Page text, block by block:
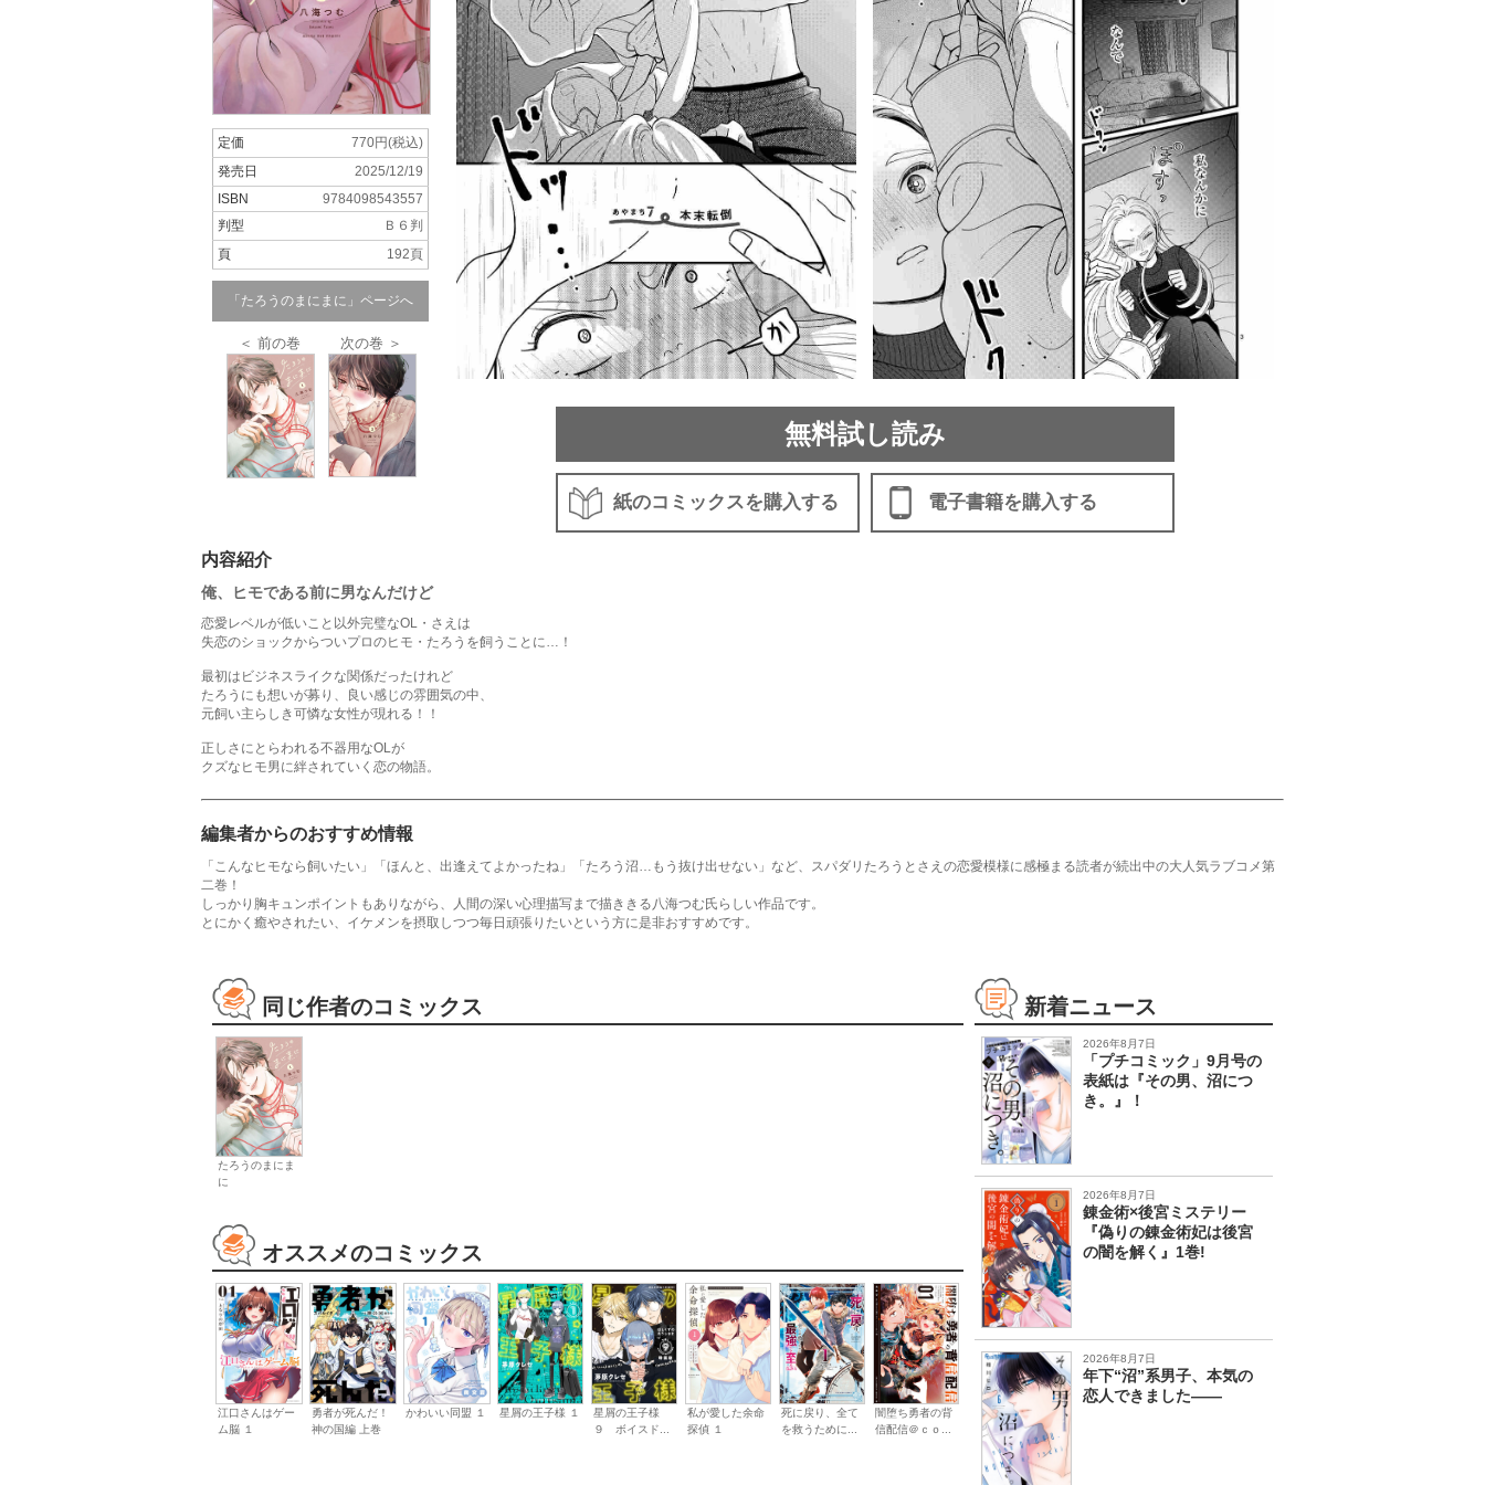
定価
770円(税込)
発売日
2025/12/19
ISBN
9784098543557
判型
Ｂ６判
頁
192頁
「たろうのまにまに」ページへ
＜ 前の巻 次の巻 ＞
無料試し読み
紙のコミックスを購入する 電子書籍を購入する
内容紹介
俺、ヒモである前に男なんだけど
恋愛レベルが低いこと以外完璧なOL・さえは
失恋のショックからついプロのヒモ・たろうを飼うことに…！
最初はビジネスライクな関係だったけれど
たろうにも想いが募り、良い感じの雰囲気の中、
元飼い主らしき可憐な女性が現れる！！
正しさにとらわれる不器用なOLが
クズなヒモ男に絆されていく恋の物語。
編集者からのおすすめ情報
「こんなヒモなら飼いたい」「ほんと、出逢えてよかったね」「たろう沼…もう抜け出せない」など、スパダリたろうとさえの恋愛模様に感極まる読者が続出中の大人気ラブコメ第
二巻！
しっかり胸キュンポイントもありながら、人間の深い心理描写まで描ききる八海つむ氏らしい作品です。
とにかく癒やされたい、イケメンを摂取しつつ毎日頑張りたいという方に是非おすすめです。
同じ作者のコミックス
たろうのまにま
に
オススメのコミックス
江口さんはゲー
ム脳 １
勇者が死んだ！
神の国編 上巻
かわいい同盟 １ 星屑の王子様 １
星屑の王子様
９ ボイスド...
私が愛した余命
探偵 １
死に戻り、全て
を救うために...
闇堕ち勇者の背
信配信＠ｃｏ...
新着ニュース
2026年8月7日
「プチコミック」9月号の
表紙は『その男、沼につ
き。』！
2026年8月7日
錬金術×後宮ミステリー
『偽りの錬金術妃は後宮
の闇を解く』1巻!
2026年8月7日
年下“沼”系男子、本気の
恋人できました――